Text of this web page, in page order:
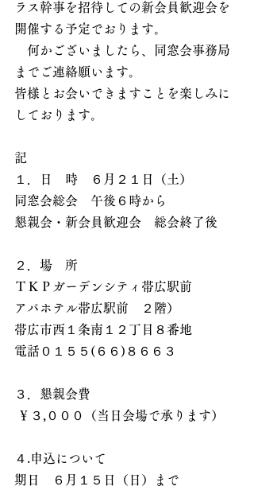
ラス幹事を招待しての新会員歓迎会を
開催する予定でおります。
何かございましたら、同窓会事務局
までご連絡願います。
皆様とお会いできますことを楽しみに
しております。
記
１．日　時    ６月２１日（土）
同窓会総会　午後６時から
懇親会・新会員歓迎会　総会終了後
２．場　所
ＴＫＰガーデンシティ帯広駅前
アパホテル帯広駅前　２階）
帯広市西１条南１２丁目８番地
電話０１５５(６６)８６６３
３．懇親会費
￥３,０００（当日会場で承ります）
４.申込について
期日　６月１５日（日）まで